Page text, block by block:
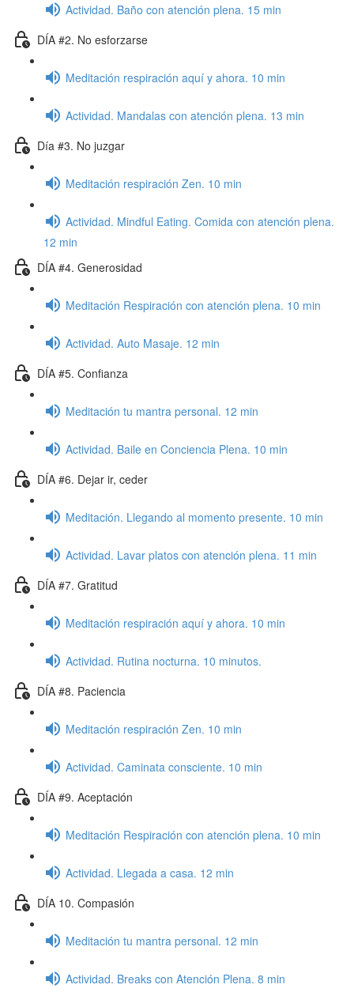
Actividad. Baño con atención plena. 15 min
DÍA #2. No esforzarse
Meditación respiración aquí y ahora. 10 min
Actividad. Mandalas con atención plena. 13 min
Día #3. No juzgar
Meditación respiración Zen. 10 min
Actividad. Mindful Eating. Comida con atención plena.
12 min
DÍA #4. Generosidad
Meditación Respiración con atención plena. 10 min
Actividad. Auto Masaje. 12 min
DÍA #5. Confianza
Meditación tu mantra personal. 12 min
Actividad. Baile en Conciencia Plena. 10 min
DÍA #6. Dejar ir, ceder
Meditación. Llegando al momento presente. 10 min
Actividad. Lavar platos con atención plena. 11 min
DÍA #7. Gratitud
Meditación respiración aquí y ahora. 10 min
Actividad. Rutina nocturna. 10 minutos.
DÍA #8. Paciencia
Meditación respiración Zen. 10 min
Actividad. Caminata consciente. 10 min
DÍA #9. Aceptación
Meditación Respiración con atención plena. 10 min
Actividad. Llegada a casa. 12 min
DÍA 10. Compasión
Meditación tu mantra personal. 12 min
Actividad. Breaks con Atención Plena. 8 min